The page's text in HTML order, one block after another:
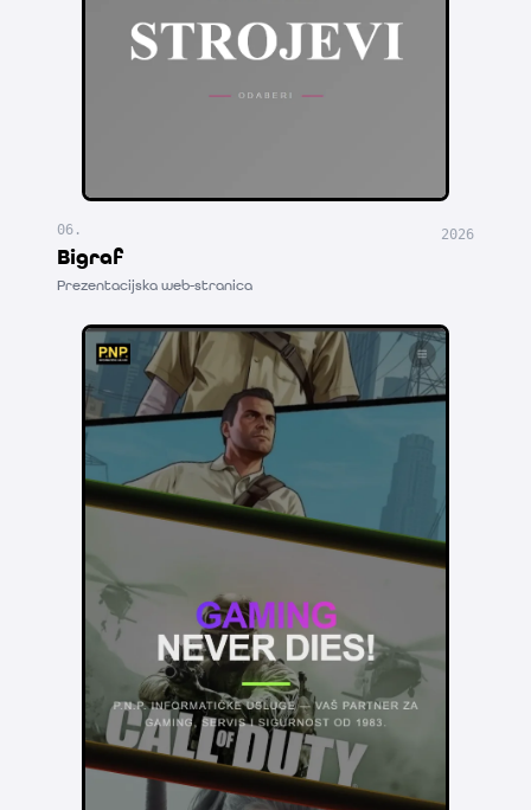
06 .
Bigraf
Prezentacijska web-stranica
2026